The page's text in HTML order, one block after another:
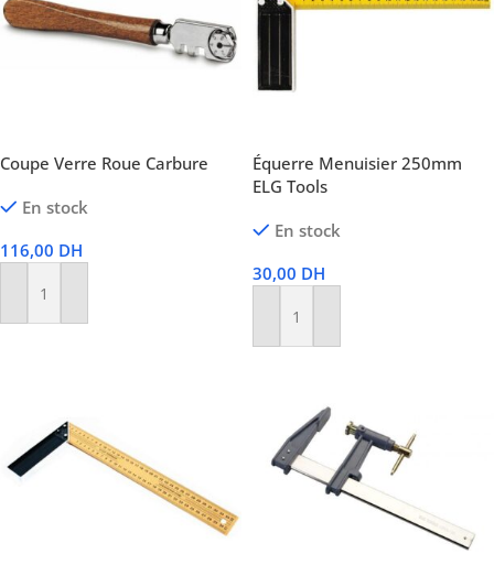
Coupe Verre Roue Carbure
En stock
116,00 DH
Ajouter Au Panier
Équerre Menuisier 250mm
ELG Tools
En stock
30,00 DH
Ajouter Au Panier